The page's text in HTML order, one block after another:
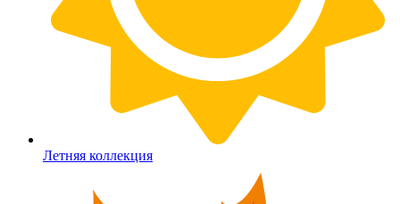
Летняя коллекция